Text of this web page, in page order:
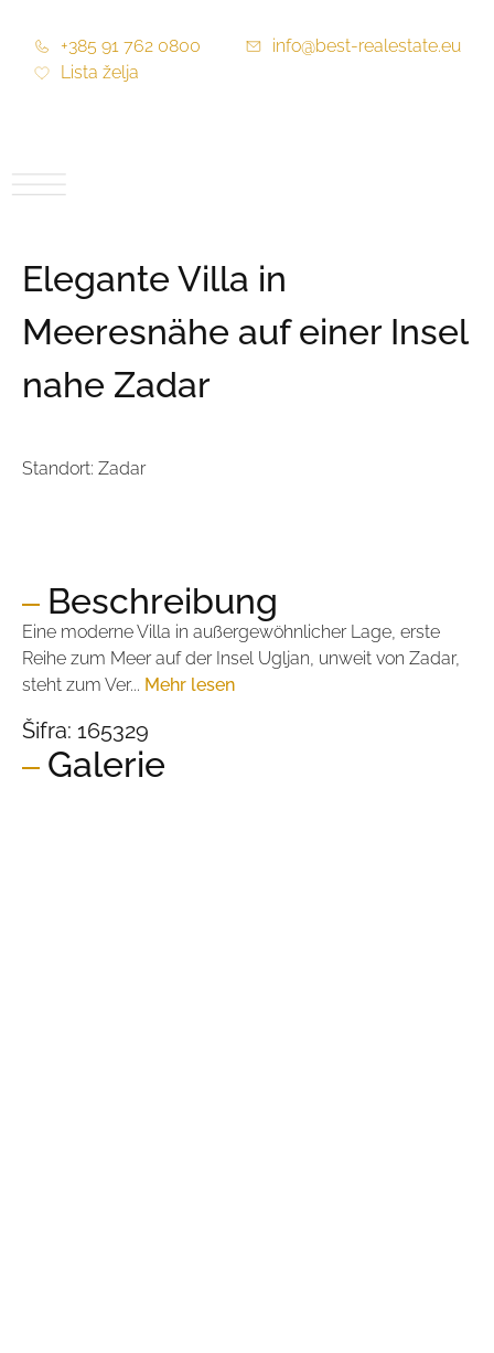
+385 91 762 0800
info@best-realestate.eu
Lista želja
Elegante Villa in
Meeresnähe auf einer Insel
nahe Zadar
Standort: Zadar
Beschreibung
Eine moderne Villa in außergewöhnlicher Lage, erste
Reihe zum Meer auf der Insel Ugljan, unweit von Zadar,
steht zum Ver... Mehr lesen
Šifra: 165329
Galerie